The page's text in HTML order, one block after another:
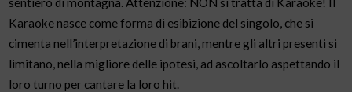
Karaoke nasce come forma di esibizione del singolo, che si
cimenta nell’interpretazione di brani, mentre gli altri presenti si
limitano, nella migliore delle ipotesi, ad ascoltarlo aspettando il
loro turno per cantare la loro hit.